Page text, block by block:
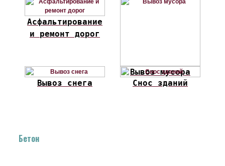
Асфальтирование
и ремонт дорог
Вывоз мусора
Вывоз снега
Снос зданий
Бетон